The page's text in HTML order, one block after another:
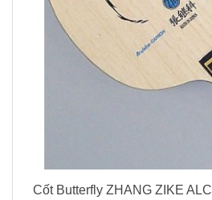
Cốt Butterfly ZHANG ZIKE ALC